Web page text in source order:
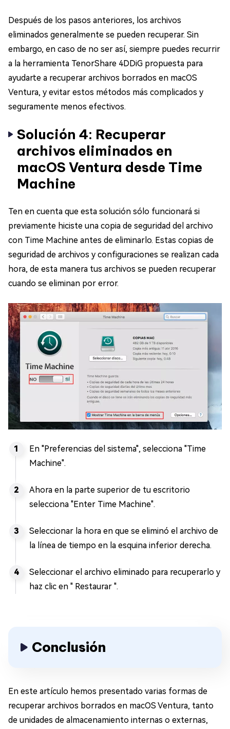
Después de los pasos anteriores, los archivos
eliminados generalmente se pueden recuperar. Sin
embargo, en caso de no ser así, siempre puedes recurrir
a la herramienta TenorShare 4DDiG propuesta para
ayudarte a recuperar archivos borrados en macOS
Ventura, y evitar estos métodos más complicados y
seguramente menos efectivos.
Solución 4: Recuperar
archivos eliminados en
macOS Ventura desde Time
Machine
Ten en cuenta que esta solución sólo funcionará si
previamente hiciste una copia de seguridad del archivo
con Time Machine antes de eliminarlo. Estas copias de
seguridad de archivos y configuraciones se realizan cada
hora, de esta manera tus archivos se pueden recuperar
cuando se eliminan por error.
En "Preferencias del sistema", selecciona "Time
Machine".
Ahora en la parte superior de tu escritorio
selecciona "Enter Time Machine".
Seleccionar la hora en que se eliminó el archivo de
la línea de tiempo en la esquina inferior derecha.
Seleccionar el archivo eliminado para recuperarlo y
haz clic en " Restaurar ".
Conclusión
En este artículo hemos presentado varias formas de
recuperar archivos borrados en macOS Ventura, tanto
de unidades de almacenamiento internas o externas,